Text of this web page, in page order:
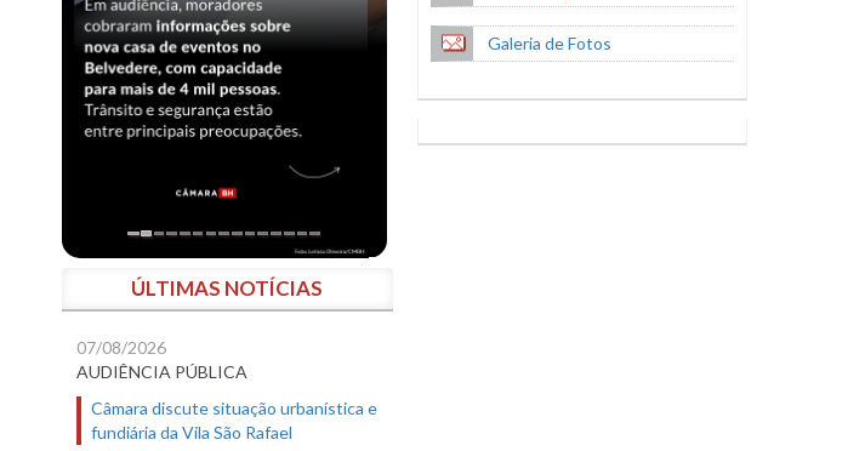
ÚLTIMAS NOTÍCIAS
07/08/2026
AUDIÊNCIA PÚBLICA
Câmara discute situação urbanística e
fundiária da Vila São Rafael
Galeria de Fotos